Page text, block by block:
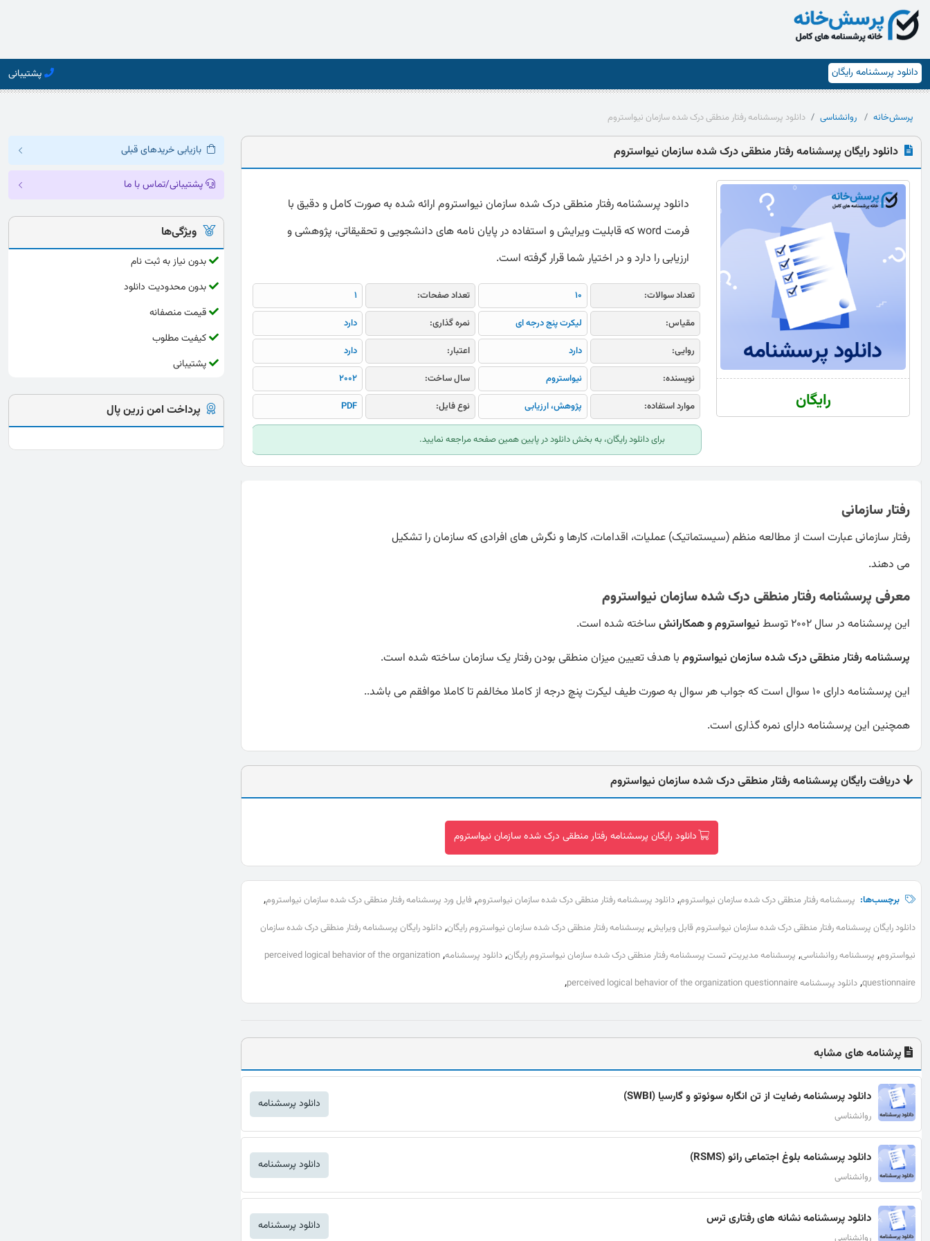
دانلود پرسشنامه رایگان پشتیبانی
پرسش‌خانه روانشناسی دانلود پرسشنامه رفتار منطقی درک شده سازمان نیواستروم
دانلود رایگان پرسشنامه رفتار منطقی درک شده سازمان نیواستروم
رایگان
دانلود پرسشنامه رفتار منطقی درک شده سازمان نیواستروم ارائه شده به صورت کامل و دقیق با
فرمت word که قابلیت ویرایش و استفاده در پایان نامه های دانشجویی و تحقیقاتی، پژوهشی و
ارزیابی را دارد و در اختیار شما قرار گرفته است.
تعداد سوالات: 10 تعداد صفحات:
1
مقیاس:
لیکرت پنج درجه ای نمره گذاری:
دارد
روایی:
دارد اعتبار:
دارد
نویسنده:
نیواستروم سال ساخت:
2002
موارد استفاده:
پژوهش، ارزیابی نوع فایل: PDF
برای دانلود رایگان، به بخش دانلود در پایین همین صفحه مراجعه نمایید.
رفتار سازمانی
رفتار سازمانی عبارت است از مطالعه منظم (سيستماتيک) عمليات، اقدامات، کارها و نگرش های افرادی که سازمان را تشکيل
می دهند.
معرفی پرسشنامه رفتار منطقی درک شده سازمان نیواستروم
این پرسشنامه در سال 2002 توسط نیواستروم و همکارانشساخته شده است.
پرسشنامه رفتار منطقی درک شده سازمان نیواسترومبا هدف تعیین میزان منطقی بودن رفتار یک سازمان ساخته شده است.
این پرسشنامه دارای 10 سوال است که جواب هر سوال به صورت طیف لیکرت پنچ درجه از کاملا مخالفم تا کاملا موافقم می باشد..
همچنین این پرسشنامه دارای نمره گذاری است.
دریافت رایگان پرسشنامه رفتار منطقی درک شده سازمان نیواستروم
دانلود رایگان پرسشنامه رفتار منطقی درک شده سازمان نیواستروم
برچسب‌ها: پرسشنامه رفتار منطقی درک شده سازمان نیواستروم, دانلود پرسشنامه رفتار منطقی درک شده سازمان نیواستروم, فایل ورد پرسشنامه رفتار منطقی درک شده سازمان نیواستروم,
دانلود رایگان پرسشنامه رفتار منطقی درک شده سازمان نیواستروم قابل ویرایش, پرسشنامه رفتار منطقی درک شده سازمان نیواستروم رایگان, دانلود رایگان پرسشنامه رفتار منطقی درک شده سازمان
نیواستروم, پرسشنامه روانشناسی, پرسشنامه مدیریت, تست پرسشنامه رفتار منطقی درک شده سازمان نیواستروم رایگان, دانلود پرسشنامه,
perceived logical behavior of the organization
questionnaire
, دانلود پرسشنامه perceived logical behavior of the organization questionnaire ,
پرشنامه های مشابه
دانلود پرسشنامه رضایت از تن انگاره سوئوتو و گارسیا (SWBI)
روانشناسی
دانلود پرسشنامه
دانلود پرسشنامه بلوغ اجتماعی رائو (RSMS)
روانشناسی
دانلود پرسشنامه
دانلود پرسشنامه نشانه های رفتاری ترس دانلود پرسشنامه
بازیابی خریدهای قبلی
پشتیبانی/تماس با ما
ویژگی‌ها
بدون نیاز به ثبت نام
بدون محدودیت دانلود
قیمت منصفانه
کیفیت مطلوب
پشتیبانی
پرداخت امن زرین پال